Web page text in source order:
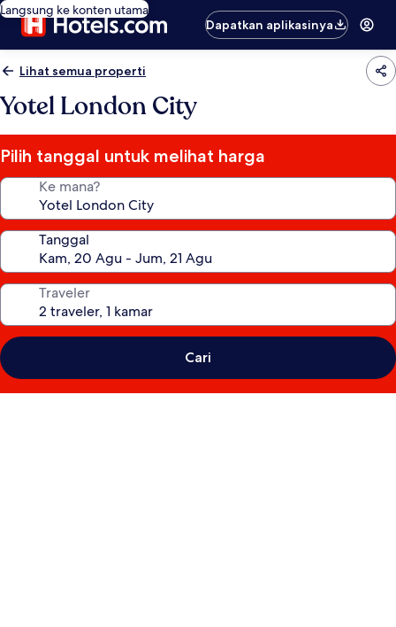
Langsung ke konten utama
Dapatkan aplikasinya
Lihat semua properti
Yotel London City
Pilih tanggal untuk melihat harga
Ke mana?
Tanggal
Traveler
Cari